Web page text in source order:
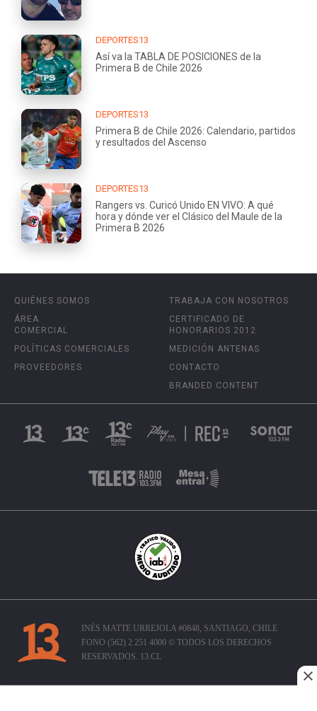
DEPORTES13
Así va la TABLA DE POSICIONES de la
Primera B de Chile 2026
DEPORTES13
Primera B de Chile 2026: Calendario, partidos
y resultados del Ascenso
DEPORTES13
Rangers vs. Curicó Unido EN VIVO: A qué
hora y dónde ver el Clásico del Maule de la
Primera B 2026
QUIÉNES SOMOS
ÁREA
COMERCIAL
POLÍTICAS COMERCIALES
PROVEEDORES
TRABAJA CON NOSOTROS
CERTIFICADO DE
HONORARIOS 2012
MEDICIÓN ANTENAS
CONTACTO
BRANDED CONTENT
INÉS MATTE URREJOLA #0848, SANTIAGO, CHILE
FONO (562) 2 251 4000 © TODOS LOS DERECHOS
RESERVADOS. 13.CL